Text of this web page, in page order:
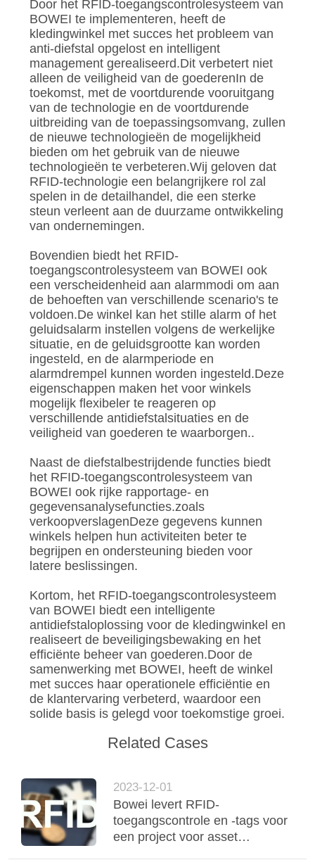
Door het RFID-toegangscontrolesysteem van
BOWEI te implementeren, heeft de
kledingwinkel met succes het probleem van
anti-diefstal opgelost en intelligent
management gerealiseerd.Dit verbetert niet
alleen de veiligheid van de goederenIn de
toekomst, met de voortdurende vooruitgang
van de technologie en de voortdurende
uitbreiding van de toepassingsomvang, zullen
de nieuwe technologieën de mogelijkheid
bieden om het gebruik van de nieuwe
technologieën te verbeteren.Wij geloven dat
RFID-technologie een belangrijkere rol zal
spelen in de detailhandel, die een sterke
steun verleent aan de duurzame ontwikkeling
van ondernemingen.
Bovendien biedt het RFID-
toegangscontrolesysteem van BOWEI ook
een verscheidenheid aan alarmmodi om aan
de behoeften van verschillende scenario's te
voldoen.De winkel kan het stille alarm of het
geluidsalarm instellen volgens de werkelijke
situatie, en de geluidsgrootte kan worden
ingesteld, en de alarmperiode en
alarmdrempel kunnen worden ingesteld.Deze
eigenschappen maken het voor winkels
mogelijk flexibeler te reageren op
verschillende antidiefstalsituaties en de
veiligheid van goederen te waarborgen..
Naast de diefstalbestrijdende functies biedt
het RFID-toegangscontrolesysteem van
BOWEI ook rijke rapportage- en
gegevensanalysefuncties.zoals
verkoopverslagenDeze gegevens kunnen
winkels helpen hun activiteiten beter te
begrijpen en ondersteuning bieden voor
latere beslissingen.
Kortom, het RFID-toegangscontrolesysteem
van BOWEI biedt een intelligente
antidiefstaloplossing voor de kledingwinkel en
realiseert de beveiligingsbewaking en het
efficiënte beheer van goederen.Door de
samenwerking met BOWEI, heeft de winkel
met succes haar operationele efficiëntie en
de klantervaring verbeterd, waardoor een
solide basis is gelegd voor toekomstige groei.
Related Cases
2023-12-01
Bowei levert RFID-
toegangscontrole en -tags voor
een project voor asset